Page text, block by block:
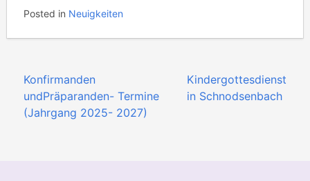
Posted in Neuigkeiten
Beitragsnavigation
Konfirmanden
undPräparanden- Termine
(Jahrgang 2025- 2027)
Kindergottesdienst
in Schnodsenbach